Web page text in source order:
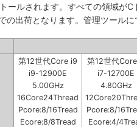
ールされます。すべての領域がC
の出荷となります。管理ツール
第12世代Core i9
i9-12900E
5.00GHz
16Core24Thread
Pcore:8/16Tread
Ecore:8/8Tread
第12世代
i7-12700E
4.80GHz
Pcore:8/
Ecore:4/